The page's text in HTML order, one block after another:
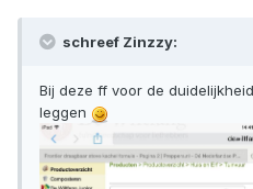
schreef Zinzzy:
Bij deze ff voor de
leggen